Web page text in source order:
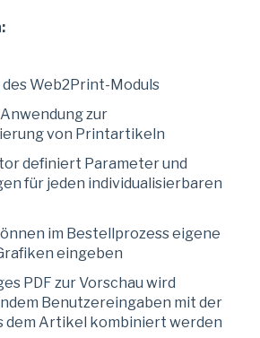
Web2Print-Moduls
zur
von Printartikeln
definiert Parameter und
für jeden individualisierbaren
im Bestellprozess eigene
eingeben
PDF zur Vorschau wird
Benutzereingaben mit der
dem Artikel kombiniert werden